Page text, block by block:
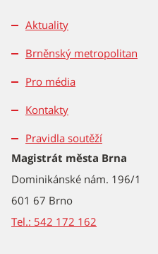
Aktuality
Brněnský metropolitan
Pro média
Kontakty
Pravidla soutěží
Magistrát města Brna
Dominikánské nám. 196/1
601 67 Brno
Tel.: 542 172 162